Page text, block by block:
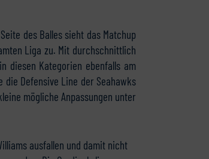
des Balles sieht das Matchup
Liga zu. Mit durchschnittlich
diesen Kategorien ebenfalls am
die Defensive Line der Seahawks
mögliche Anpassungen unter
ausfallen und damit nicht